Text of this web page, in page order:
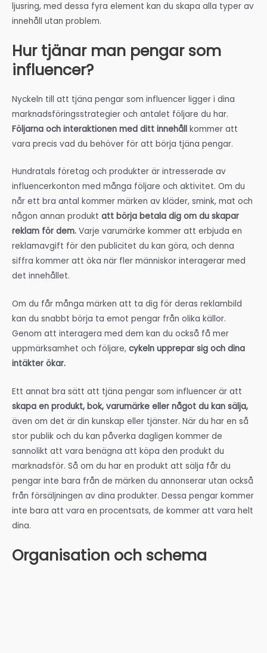
ljusring, med dessa fyra element kan du skapa alla typer av
innehåll utan problem.
Hur tjänar man pengar som
influencer?
Nyckeln till att tjäna pengar som influencer ligger i dina
marknadsföringsstrategier och antalet följare du har.
Följarna och interaktionen med ditt innehåll kommer att
vara precis vad du behöver för att börja tjäna pengar.
Hundratals företag och produkter är intresserade av
influencerkonton med många följare och aktivitet. Om du
når ett bra antal kommer märken av kläder, smink, mat och
någon annan produkt att börja betala dig om du skapar
reklam för dem. Varje varumärke kommer att erbjuda en
reklamavgift för den publicitet du kan göra, och denna
siffra kommer att öka när fler människor interagerar med
det innehållet.
Om du får många märken att ta dig för deras reklambild
kan du snabbt börja ta emot pengar från olika källor.
Genom att interagera med dem kan du också få mer
uppmärksamhet och följare, cykeln upprepar sig och dina
intäkter ökar.
Ett annat bra sätt att tjäna pengar som influencer är att
skapa en produkt, bok, varumärke eller något du kan sälja,
även om det är din kunskap eller tjänster. När du har en så
stor publik och du kan påverka dagligen kommer de
sannolikt att vara benägna att köpa den produkt du
marknadsför. Så om du har en produkt att sälja får du
pengar inte bara från de märken du annonserar utan också
från försäljningen av dina produkter. Dessa pengar kommer
inte bara att vara en procentsats, de kommer att vara helt
dina.
Organisation och schema